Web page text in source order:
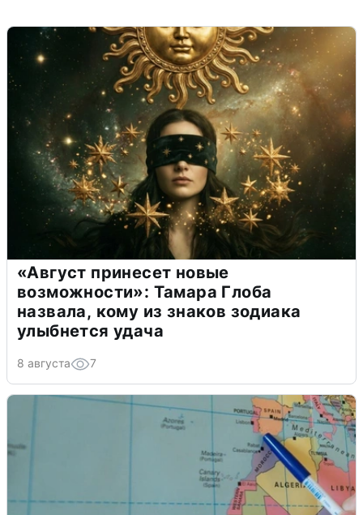
«Август принесет новые
возможности»: Тамара Глоба
назвала, кому из знаков зодиака
улыбнется удача
8 августа 7